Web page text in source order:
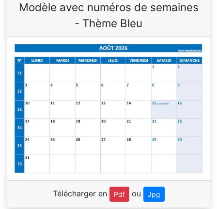
Modèle avec numéros de semaines
- Thème Bleu
Télécharger en Pdf ou Jpg